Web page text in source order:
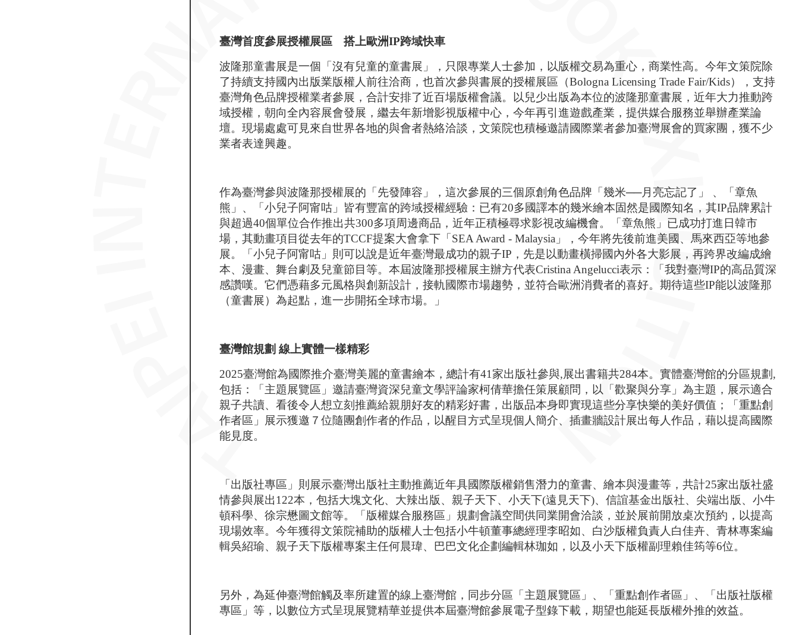
臺灣首度參展授權展區 搭上歐洲IP跨域快車
波隆那童書展是一個「沒有兒童的童書展」，只限專業人士參加，以版權交易為重心，商業性高。今年文策院除
了持續支持國內出版業版權人前往洽商，也首次參與書展的授權展區（Bologna Licensing Trade Fair/Kids），支持
臺灣角色品牌授權業者參展，合計安排了近百場版權會議。以兒少出版為本位的波隆那童書展，近年大力推動跨
域授權，朝向全內容展會發展，繼去年新增影視版權中心，今年再引進遊戲產業，提供媒合服務並舉辦產業論
壇。現場處處可見來自世界各地的與會者熱絡洽談，文策院也積極邀請國際業者參加臺灣展會的買家團，獲不少
業者表達興趣。
作為臺灣參與波隆那授權展的「先發陣容」，這次參展的三個原創角色品牌「幾米──月亮忘記了」 、「章魚
熊」、「小兒子阿甯咕」皆有豐富的跨域授權經驗：已有20多國譯本的幾米繪本固然是國際知名，其IP品牌累計
與超過40個單位合作推出共300多項周邊商品，近年正積極尋求影視改編機會。「章魚熊」已成功打進日韓市
場，其動畫項目從去年的TCCF提案大會拿下「SEA Award - Malaysia」，今年將先後前進美國、馬來西亞等地參
展。「小兒子阿甯咕」則可以說是近年臺灣最成功的親子IP，先是以動畫橫掃國內外各大影展，再跨界改編成繪
本、漫畫、舞台劇及兒童節目等。本屆波隆那授權展主辦方代表Cristina Angelucci表示：「我對臺灣IP的高品質深
感讚嘆。它們憑藉多元風格與創新設計，接軌國際市場趨勢，並符合歐洲消費者的喜好。期待這些IP能以波隆那
（童書展）為起點，進一步開拓全球市場。」
臺灣館規劃 線上實體一樣精彩
2025臺灣館為國際推介臺灣美麗的童書繪本，總計有41家出版社參與,展出書籍共284本。實體臺灣館的分區規劃,
包括：「主題展覽區」邀請臺灣資深兒童文學評論家柯倩華擔任策展顧問，以「歡聚與分享」為主題，展示適合
親子共讀、看後令人想立刻推薦給親朋好友的精彩好書，出版品本身即實現這些分享快樂的美好價值；「重點創
作者區」展示獲邀７位隨團創作者的作品，以醒目方式呈現個人簡介、插畫牆設計展出每人作品，藉以提高國際
能見度。
「出版社專區」則展示臺灣出版社主動推薦近年具國際版權銷售潛力的童書、繪本與漫畫等，共計25家出版社盛
情參與展出122本，包括大塊文化、大辣出版、親子天下、小天下(遠見天下)、信誼基金出版社、尖端出版、小牛
頓科學、徐宗懋圖文館等。「版權媒合服務區」規劃會議空間供同業開會洽談，並於展前開放桌次預約，以提高
現場效率。今年獲得文策院補助的版權人士包括小牛頓董事總經理李昭如、白沙版權負責人白佳卉、青林專案編
輯吳紹瑜、親子天下版權專案主任何晨瑋、巴巴文化企劃編輯林珈如，以及小天下版權副理賴佳筠等6位。
另外，為延伸臺灣館觸及率所建置的線上臺灣館，同步分區「主題展覽區」、「重點創作者區」、「出版社版權
專區」等，以數位方式呈現展覽精華並提供本屆臺灣館參展電子型錄下載，期望也能延長版權外推的效益。